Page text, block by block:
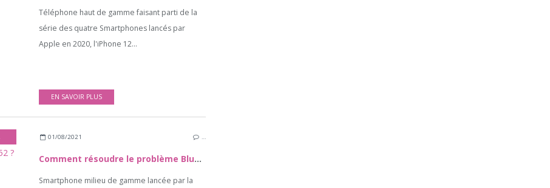
Téléphone haut de gamme faisant parti de la
série des quatre Smartphones lancés par
Apple en 2020, l'iPhone 12...
EN SAVOIR PLUS
01/08/2021 …
Comment résoudre le problème Bluetooth sur le Samsung Galaxy A52 ?
Smartphone milieu de gamme lancée par la